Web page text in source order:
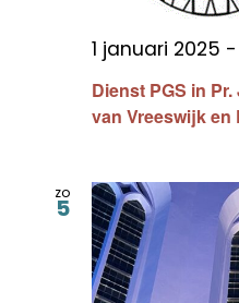
Dienst PGS in
van Vreeswijk en
1 januari 2025 -
zo
5